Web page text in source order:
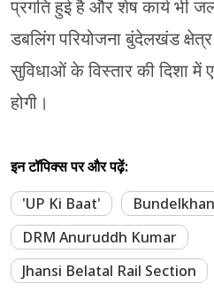
प्रगति हुई है और शेष कार्य भी
डबलिंग परियोजना बुंदेलखंड
सुविधाओं के विस्तार की दिशा में
होगी।
इन टॉपिक्स पर और पढ़ें:
'UP Ki Baat'
DRM Anuruddh Kumar
Jhansi Belatal Rail Section